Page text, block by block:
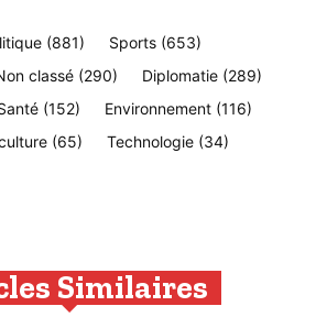
(881) Sports (653)
classé (290) Diplomatie (289)
(152) Environnement (116)
(65) Technologie (34)
Similaires